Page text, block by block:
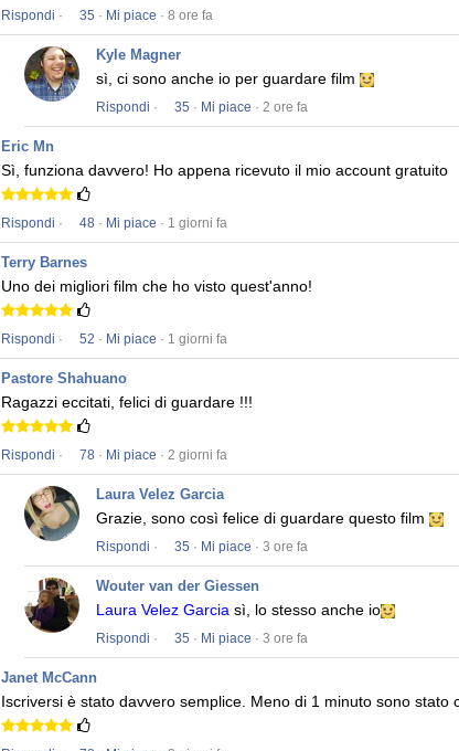
Rispondi · 35 · Mi piace · 8 ore fa
Kyle Magner
sì, ci sono anche io per guardare film
Rispondi · 35 · Mi piace · 2 ore fa
Eric Mn
Sì, funziona davvero! Ho appena ricevuto il mio account gratuito
Rispondi · 48 · Mi piace · 1 giorni fa
Terry Barnes
Uno dei migliori film che ho visto quest'anno!
Rispondi · 52 · Mi piace · 1 giorni fa
Pastore Shahuano
Ragazzi eccitati, felici di guardare !!!
Rispondi · 78 · Mi piace · 2 giorni fa
Laura Velez Garcia
Grazie, sono così felice di guardare questo film
Rispondi · 35 · Mi piace · 3 ore fa
Wouter van der Giessen
Laura Velez Garcia sì, lo stesso anche io
Rispondi · 35 · Mi piace · 3 ore fa
Janet McCann
Iscriversi è stato davvero semplice. Meno di 1 minuto sono stato